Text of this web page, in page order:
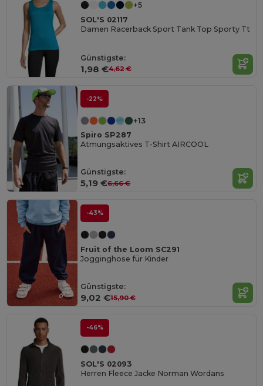
+5
SOL'S 02117
Damen Racerback Sport Tank Top Sporty Tt
Günstigste:
1,98 €4,62 €
-22%
+13
Spiro SP287
Atmungsaktives T-Shirt AIRCOOL
Günstigste:
5,19 €6,66 €
-43%
Fruit of the Loom SC291
Jogginghose für Kinder
Günstigste:
9,02 €15,90 €
-46%
SOL'S 02093
Herren Fleece Jacke Norman Wordans